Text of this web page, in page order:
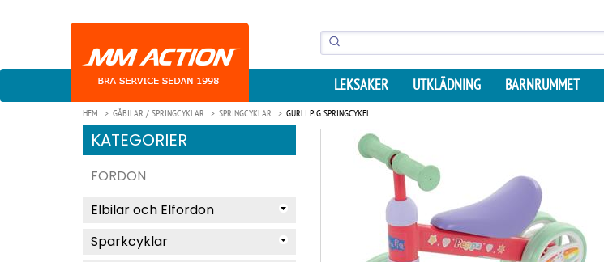
LEKSAKER UTKLÄDNING BARNRUMMET
HEM GÅBILAR / SPRINGCYKLAR SPRINGCYKLAR GURLI PIG SPRINGCYKEL
KATEGORIER
FORDON
Elbilar och Elfordon
Sparkcyklar